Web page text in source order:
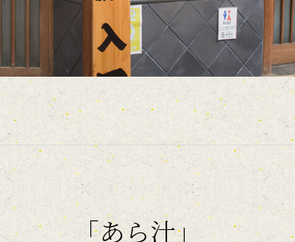
「あら汁」